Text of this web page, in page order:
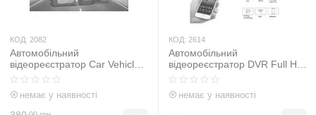
КОД: 2082
Автомобільний
відеореєстратор Car Vehicle
Black BOX DVR 626 1080P
немає у наявності
КОД: 2614
Автомобільний
відеореєстратор DVR Full HD
360 WI-FI 6744
немає у наявності